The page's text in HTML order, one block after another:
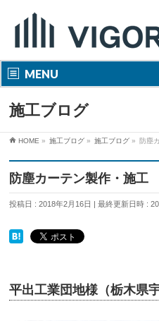
MENU
施工ブログ
HOME » 施工ブログ » 施工ブログ » 防塵
防塵カーテン製作・施工
投稿日 : 2018年2月16日 最終更新日時 :
平出工業団地様（栃木県